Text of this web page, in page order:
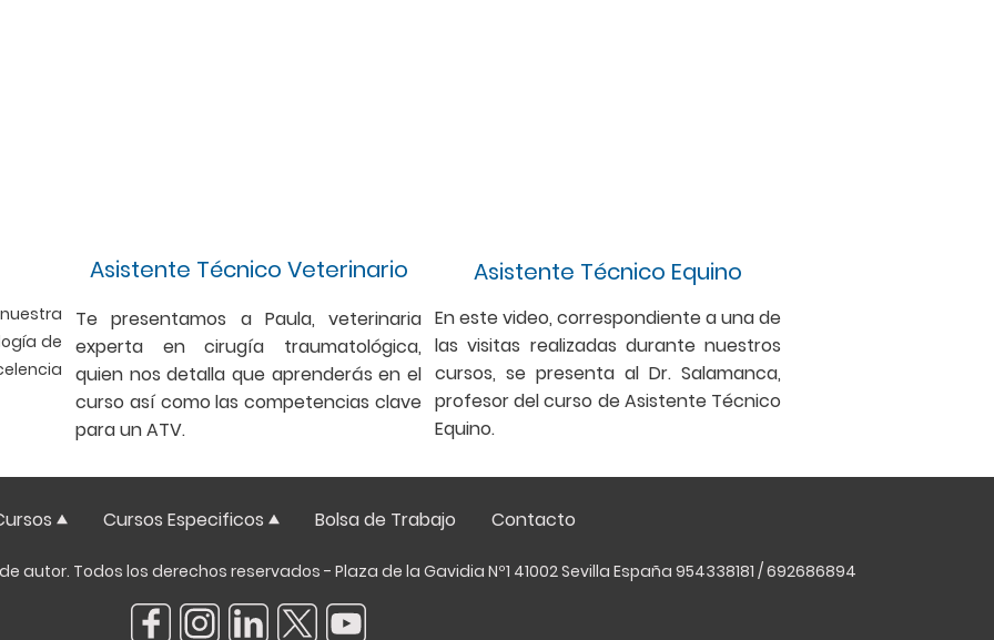
de
Asistente Técnico Veterinario
Te presentamos a Paula, veterinaria
experta en cirugía traumatológica,
quien nos detalla que aprenderás en el
curso así como las competencias clave
para un ATV.
Asistente Técnico Equino
En este video, correspondiente a una de
las visitas realizadas durante nuestros
cursos, se presenta al Dr. Salamanca,
profesor del curso de Asistente Técnico
Equino.
Cursos Especificos Bolsa de Trabajo Contacto
autor. Todos los derechos reservados - Plaza de la Gavidia Nº1 41002 Sevilla España 954338181 / 692686894